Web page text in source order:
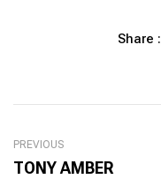
Share :
PREVIOUS
TONY AMBER